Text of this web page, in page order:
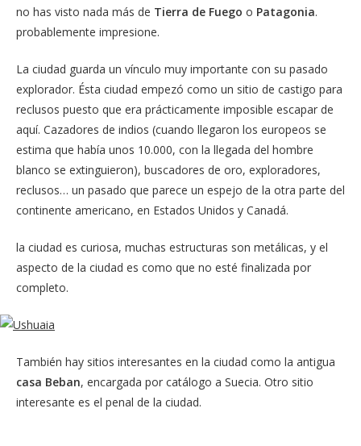
no has visto nada más de Tierra de Fuego o Patagonia.
probablemente impresione.
La ciudad guarda un vínculo muy importante con su pasado
explorador. Ésta ciudad empezó como un sitio de castigo para
reclusos puesto que era prácticamente imposible escapar de
aquí. Cazadores de indios (cuando llegaron los europeos se
estima que había unos 10.000, con la llegada del hombre
blanco se extinguieron), buscadores de oro, exploradores,
reclusos… un pasado que parece un espejo de la otra parte del
continente americano, en Estados Unidos y Canadá.
la ciudad es curiosa, muchas estructuras son metálicas, y el
aspecto de la ciudad es como que no esté finalizada por
completo.
También hay sitios interesantes en la ciudad como la antigua
casa Beban, encargada por catálogo a Suecia. Otro sitio
interesante es el penal de la ciudad.